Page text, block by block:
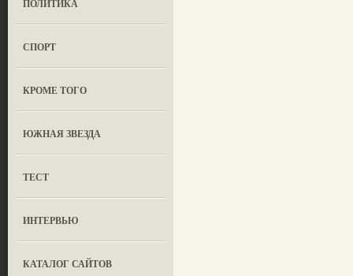
ПОЛИТИКА
СПОРТ
КРОМЕ ТОГО
ЮЖНАЯ ЗВЕЗДА
ТЕСТ
ИНТЕРВЬЮ
КАТАЛОГ САЙТОВ